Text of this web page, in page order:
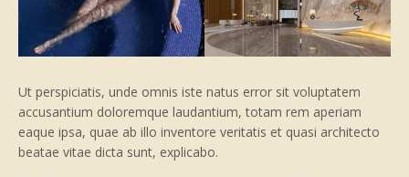
Ut perspiciatis, unde omnis iste natus error sit voluptatem
accusantium doloremque laudantium, totam rem aperiam
eaque ipsa, quae ab illo inventore veritatis et quasi architecto
beatae vitae dicta sunt, explicabo.